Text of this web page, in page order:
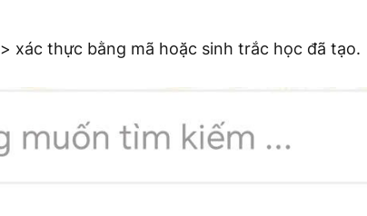
> xác thực bằng mã hoặc sinh trắc học đã tạo.